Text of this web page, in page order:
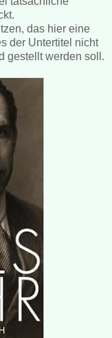
das hier eine
der Untertitel nicht
gestellt werden soll.